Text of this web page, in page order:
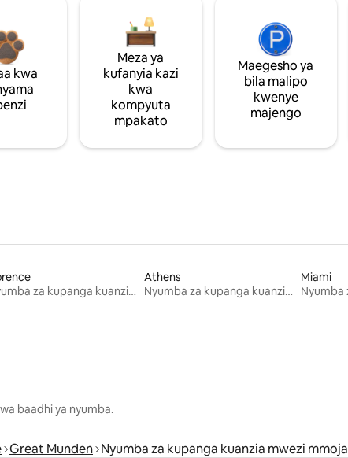
kwa
Meza ya
kufanyia kazi
kwa
kompyuta
mpakato
Maegesho ya
bila malipo
kwenye
majengo
Nyumba za kupanga kuanzia mwezi mmoja
Athens
Nyumba za kupanga kuanzia mwezi mmoja
Miami
baadhi ya nyumba.
Great Munden Nyumba za kupanga kuanzia mwezi mmoja